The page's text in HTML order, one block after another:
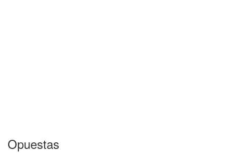
Opuestas